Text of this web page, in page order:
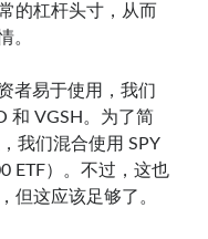
的杠杆头寸，从而
。
者易于使用，我们
和 VGSH。为了简
我们混合使用 SPY
ETF）。不过，这也
但这应该足够了。